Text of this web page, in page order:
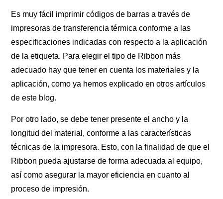
Es muy fácil imprimir códigos de barras a través de
impresoras de transferencia térmica conforme a las
especificaciones indicadas con respecto a la aplicación
de la etiqueta. Para elegir el tipo de Ribbon más
adecuado hay que tener en cuenta los materiales y la
aplicación, como ya hemos explicado en otros artículos
de este blog.
Por otro lado, se debe tener presente el ancho y la
longitud del material, conforme a las características
técnicas de la impresora. Esto, con la finalidad de que el
Ribbon pueda ajustarse de forma adecuada al equipo,
así como asegurar la mayor eficiencia en cuanto al
proceso de impresión.